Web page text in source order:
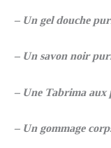
– Un gel douche
– Un savon noir
– Une Tabrima aux
– Un gommage